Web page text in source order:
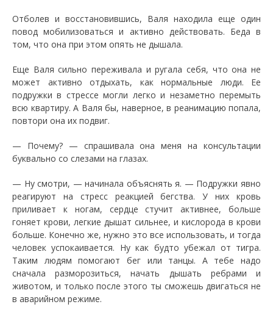
Отболев и восстановившись, Валя находила еще один
повод мобилизоваться и активно действовать. Беда в
том, что она при этом опять не дышала.
Еще Валя сильно переживала и ругала себя, что она не
может активно отдыхать, как нормальные люди. Ее
подружки в стрессе могли легко и незаметно перемыть
всю квартиру. А Валя бы, наверное, в реанимацию попала,
повтори она их подвиг.
— Почему? — спрашивала она меня на консультации
буквально со слезами на глазах.
— Ну смотри, — начинала объяснять я. — Подружки явно
реагируют на стресс реакцией бегства. У них кровь
приливает к ногам, сердце стучит активнее, больше
гоняет крови, легкие дышат сильнее, и кислорода в крови
больше. Конечно же, нужно это все использовать, и тогда
человек успокаивается. Ну как будто убежал от тигра.
Таким людям помогают бег или танцы. А тебе надо
сначала разморозиться, начать дышать ребрами и
животом, и только после этого ты сможешь двигаться не
в аварийном режиме.